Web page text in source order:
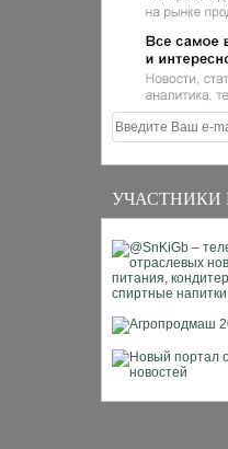
УЧАСТНИКИ